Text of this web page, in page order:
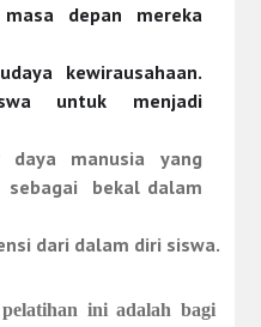
depan mereka
kewirausahaan.
untuk menjadi
daya manusia
yang
sebagai bekal dalam
dari dalam diri siswa.
ini adalah bagi